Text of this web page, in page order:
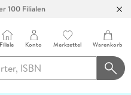
100 Filialen
Filiale Konto Merkzettel Warenkorb